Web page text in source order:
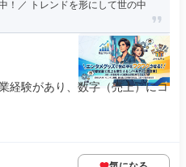
！／ トレンドを形にして世の中
経験があり、数字（売上）にコ